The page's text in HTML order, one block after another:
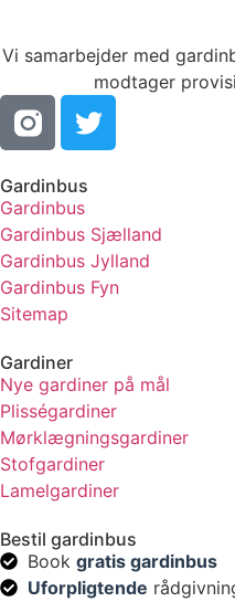
Vi samarbejder med
modtager
Gardinbus
Gardinbus
Gardinbus Sjælland
Gardinbus Jylland
Gardinbus Fyn
Sitemap
Gardiner
Nye gardiner på mål
Plisségardiner
Mørklægningsgardiner
Stofgardiner
Lamelgardiner
Bestil gardinbus
Book gratis gardinbus
Uforpligtende